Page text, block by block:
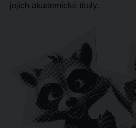
jejich akademické tituly.